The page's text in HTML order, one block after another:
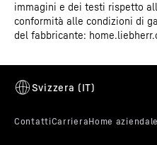
Dati 3D
immagini e dei testi rispetto
conformità alle condizioni di
del fabbricante: